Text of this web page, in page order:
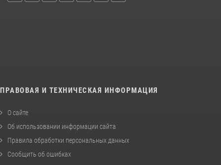
ПРАВОВАЯ И ТЕХНИЧЕСКАЯ ИНФОРМАЦИЯ
О сайте
Об использовании информации сайта
Правила обработки персональных данных
Сообщить об ошибках